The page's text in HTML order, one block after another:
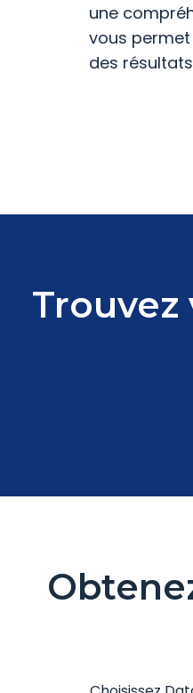
une
vous
des